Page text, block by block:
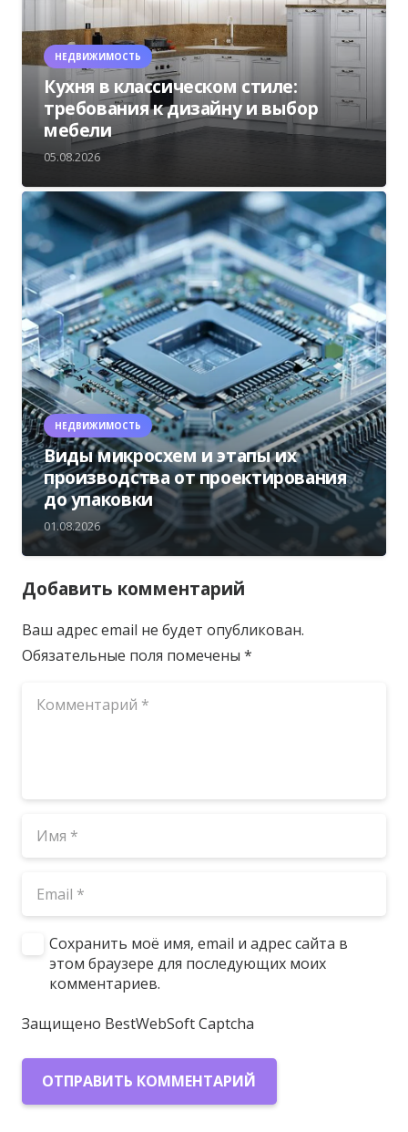
НЕДВИЖИМОСТЬ
Кухня в классическом стиле:
требования к дизайну и выбор
мебели
05.08.2026
НЕДВИЖИМОСТЬ
Виды микросхем и этапы их
производства от проектирования
до упаковки
01.08.2026
Добавить комментарий
Ваш адрес email не будет опубликован.
Обязательные поля помечены *
Сохранить моё имя, email и адрес сайта в
этом браузере для последующих моих
комментариев.
Защищено BestWebSoft Captcha
ОТПРАВИТЬ КОММЕНТАРИЙ